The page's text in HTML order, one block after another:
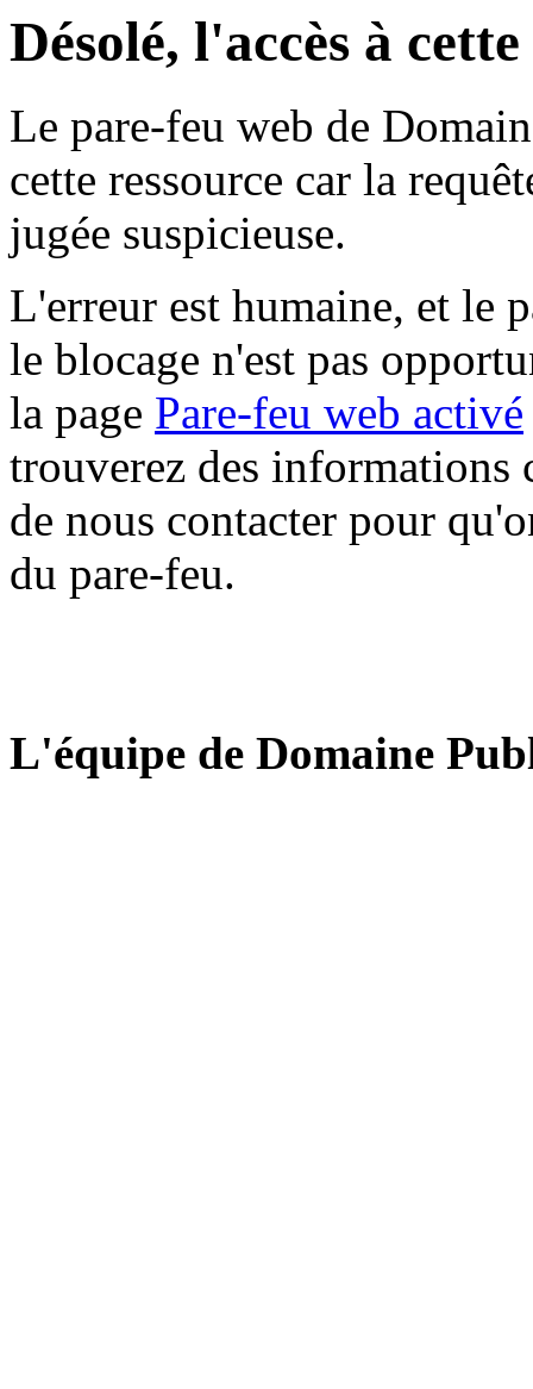
Désolé, l'accès à
Le pare-feu web de
cette ressource car la
jugée suspicieuse.
L'erreur est humaine, et le
le blocage n'est pas
la page Pare-feu web activé
trouverez des informations
de nous contacter pour
du pare-feu.
L'équipe de Domaine